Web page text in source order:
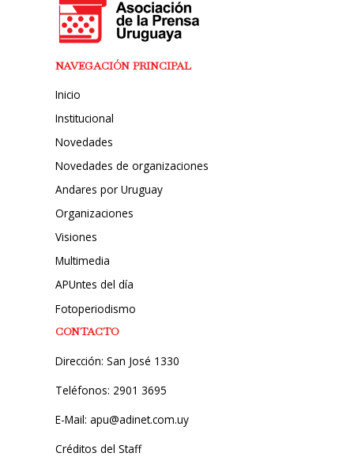
NAVEGACIÓN PRINCIPAL
Inicio
Institucional
Novedades
Novedades de organizaciones
Andares por Uruguay
Organizaciones
Visiones
Multimedia
APUntes del día
Fotoperiodismo
CONTACTO
Dirección: San José 1330
Teléfonos: 2901 3695
E-Mail: apu@adinet.com.uy
Créditos del Staff